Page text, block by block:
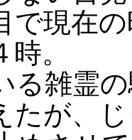
で現在
。
雑霊
が、